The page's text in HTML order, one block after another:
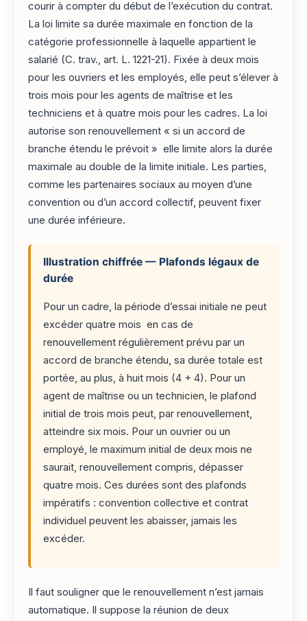
courir à compter du début de l’exécution du contrat.
La loi limite sa durée maximale en fonction de la
catégorie professionnelle à laquelle appartient le
salarié (C. trav., art. L. 1221-21). Fixée à deux mois
pour les ouvriers et les employés, elle peut s’élever à
trois mois pour les agents de maîtrise et les
techniciens et à quatre mois pour les cadres. La loi
autorise son renouvellement « si un accord de
branche étendu le prévoit » elle limite alors la durée
maximale au double de la limite initiale. Les parties,
comme les partenaires sociaux au moyen d’une
convention ou d’un accord collectif, peuvent fixer
une durée inférieure.
Illustration chiffrée — Plafonds légaux de
durée
Pour un cadre, la période d’essai initiale ne peut
excéder quatre mois en cas de
renouvellement régulièrement prévu par un
accord de branche étendu, sa durée totale est
portée, au plus, à huit mois (4 + 4). Pour un
agent de maîtrise ou un technicien, le plafond
initial de trois mois peut, par renouvellement,
atteindre six mois. Pour un ouvrier ou un
employé, le maximum initial de deux mois ne
saurait, renouvellement compris, dépasser
quatre mois. Ces durées sont des plafonds
impératifs : convention collective et contrat
individuel peuvent les abaisser, jamais les
excéder.
Il faut souligner que le renouvellement n’est jamais
automatique. Il suppose la réunion de deux